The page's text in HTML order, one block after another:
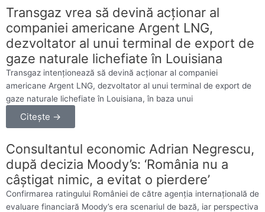
Transgaz vrea să devină acţionar al
companiei americane Argent LNG,
dezvoltator al unui terminal de export de
gaze naturale lichefiate în Louisiana
Transgaz intenţionează să devină acţionar al companiei
americane Argent LNG, dezvoltator al unui terminal de export de
gaze naturale lichefiate în Louisiana, în baza unui
Citește →
Consultantul economic Adrian Negrescu,
după decizia Moody’s: ‘România nu a
câştigat nimic, a evitat o pierdere’
Confirmarea ratingului României de către agenţia internaţională de
evaluare financiară Moody’s era scenariul de bază, iar perspectiva